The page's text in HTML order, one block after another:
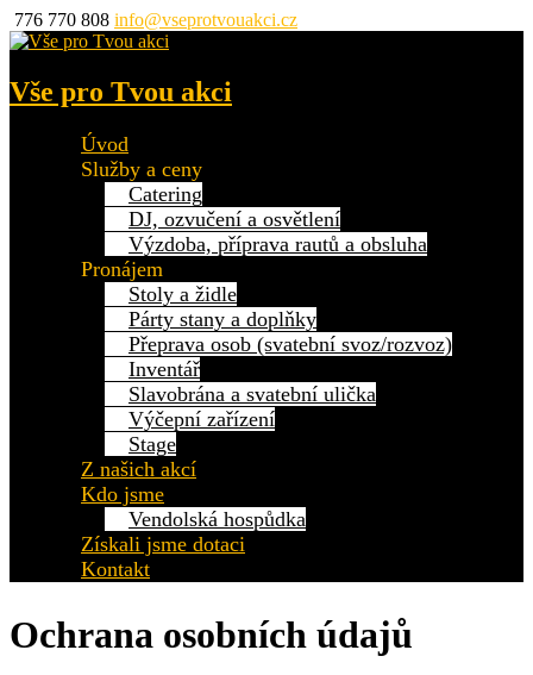
776 770 808 info@vseprotvouakci.cz
Vše pro Tvou akci
Úvod
Služby a ceny
Catering
DJ, ozvučení a osvětlení
Výzdoba, příprava rautů a obsluha
Pronájem
Stoly a židle
Párty stany a doplňky
Přeprava osob (svatební svoz/rozvoz)
Inventář
Slavobrána a svatební ulička
Výčepní zařízení
Stage
Z našich akcí
Kdo jsme
Vendolská hospůdka
Získali jsme dotaci
Kontakt
Ochrana osobních údajů